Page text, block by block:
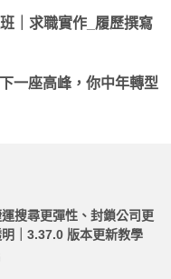
｜求職實作_履歷撰寫
一座高峰，你中年轉型
搜尋更彈性、封鎖公司更
｜3.37.0 版本更新教學